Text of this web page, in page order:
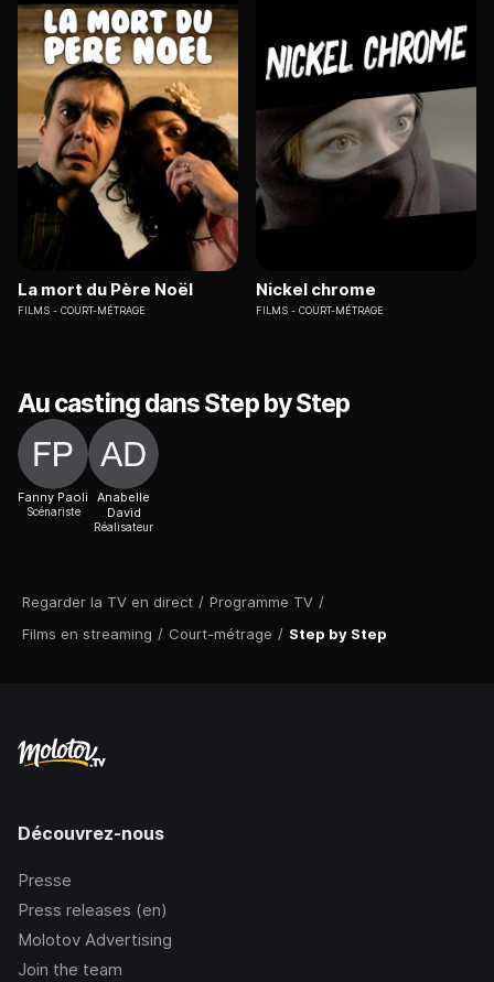
Regarder la TV en direct / Programme TV /
Films en streaming / Court-métrage / Step by Step
La mort du Père Noël
FILMS COURT-MÉTRAGE
Nickel chrome
FILMS COURT-MÉTRAGE
Au casting dans Step by Step
Fanny Paoli
Scénariste
Anabelle
David
Réalisateur
Découvrez-nous
Presse
Press releases (en)
Molotov Advertising
Join the team